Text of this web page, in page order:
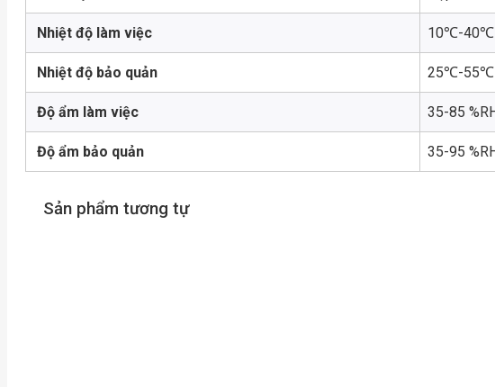
Nhiệt độ làm việc 10℃-40℃
Nhiệt độ bảo quản 25℃-55℃
Độ ẩm làm việc 35-85
Độ ẩm bảo quản 35-95
Sản phẩm tương tự